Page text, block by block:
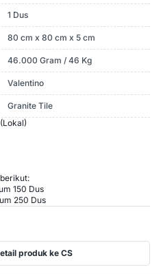
1 Dus
80 cm x 80 cm x 5 cm
46.000 Gram / 46 Kg
Valentino
Granite Tile
150 Dus
250 Dus
produk ke CS